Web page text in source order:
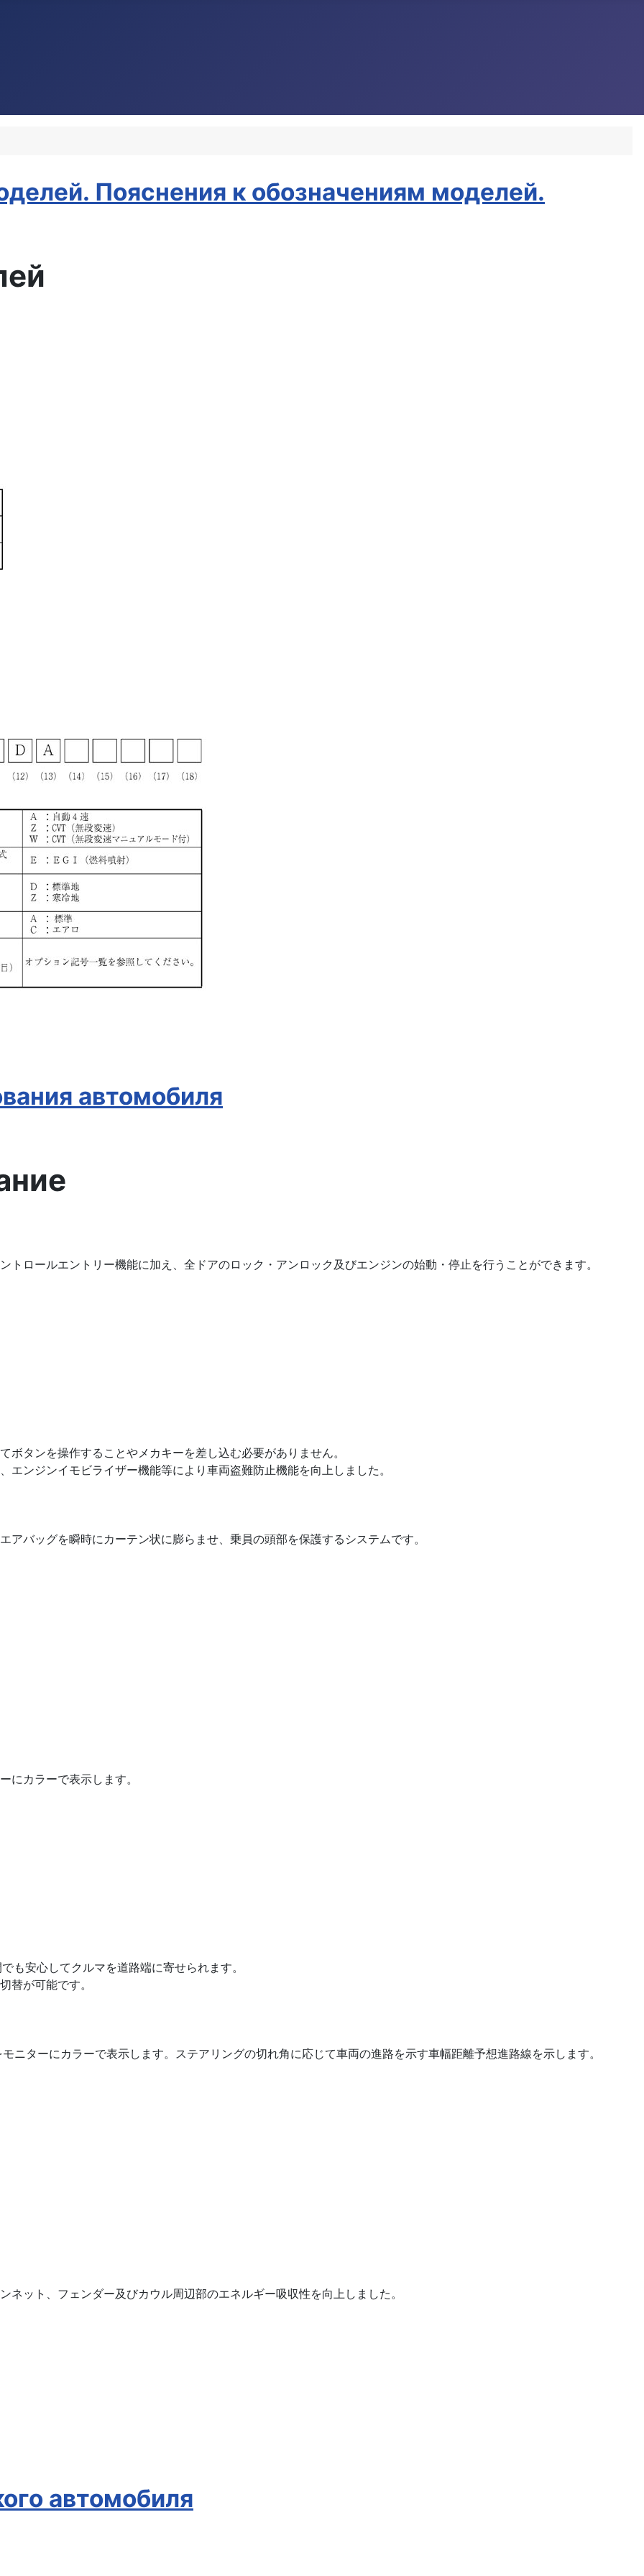
Пояснения к обозначениям моделей.
автомобиля
ロールエントリー機能に加え、全ドアのロック・アンロック及びエンジンの始動・停止を行うことができます。
タンを操作することやメカキーを差し込む必要がありません。
ンジンイモビライザー機能等により車両盗難防止機能を向上しました。
バッグを瞬時にカーテン状に膨らませ、乗員の頭部を保護するシステムです。
にカラーで表示します。
も安心してクルマを道路端に寄せられます。
替が可能です。
ニターにカラーで表示します。ステアリングの切れ角に応じて車両の進路を示す車幅距離予想進路線を示します。
ット、フェンダー及びカウル周辺部のエネルギー吸収性を向上しました。
автомобиля